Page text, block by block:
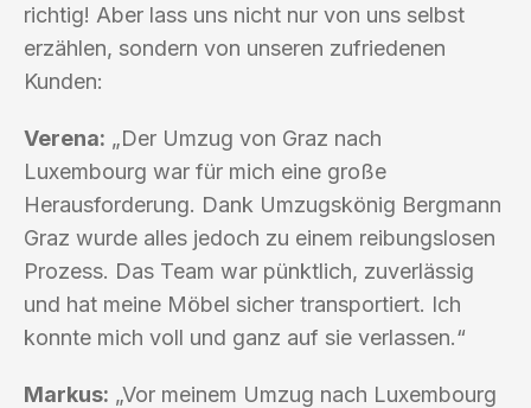
richtig! Aber lass uns nicht nur von uns selbst
erzählen, sondern von unseren zufriedenen
Kunden:
Verena: „Der Umzug von Graz nach
Luxembourg war für mich eine große
Herausforderung. Dank Umzugskönig Bergmann
Graz wurde alles jedoch zu einem reibungslosen
Prozess. Das Team war pünktlich, zuverlässig
und hat meine Möbel sicher transportiert. Ich
konnte mich voll und ganz auf sie verlassen.“
Markus: „Vor meinem Umzug nach Luxembourg